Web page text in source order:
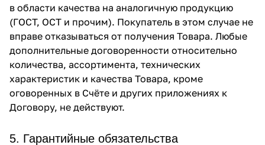
в области качества на аналогичную продукцию
(ГОСТ, ОСТ и прочим). Покупатель в этом случае не
вправе отказываться от получения Товара. Любые
дополнительные договоренности относительно
количества, ассортимента, технических
характеристик и качества Товара, кроме
оговоренных в Счёте и других приложениях к
Договору, не действуют.
5. Гарантийные обязательства